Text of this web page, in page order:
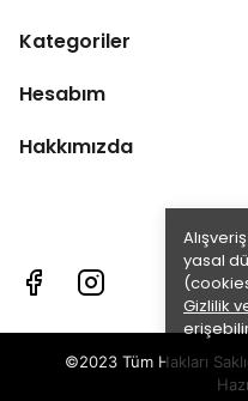
yasal
Gizlilik
Kategoriler
Hesabım
Hakkımızda
©2023 Tüm Hakları